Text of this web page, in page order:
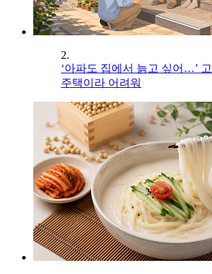
2.
‘아파도 집에서 늙고 싶어…’
주택이라 어려워